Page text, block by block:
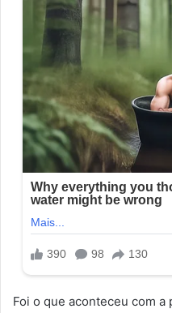
Foi o que aconteceu com a